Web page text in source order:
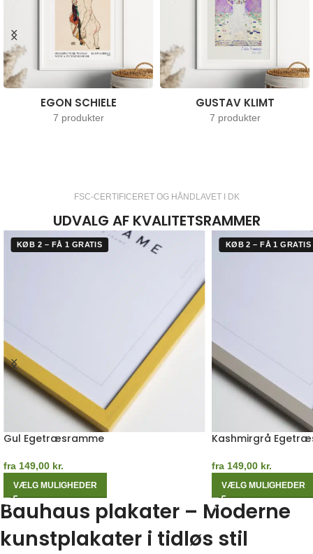
EGON SCHIELE
7 produkter
GUSTAV KLIMT
7 produkter
FSC-CERTIFICERET OG HÅNDLAVET I DK
UDVALG AF KVALITETSRAMMER
KØB 2 – FÅ 1 GRATIS
Gul Egetræsramme
fra 149,00 kr.
VÆLG MULIGHEDER
KØB 2 – FÅ 1 GRATIS
Kashmirgrå
fra 149,00 kr.
VÆLG MULIGHEDER
Bauhaus plakater – Moderne
kunstplakater i tidløs stil